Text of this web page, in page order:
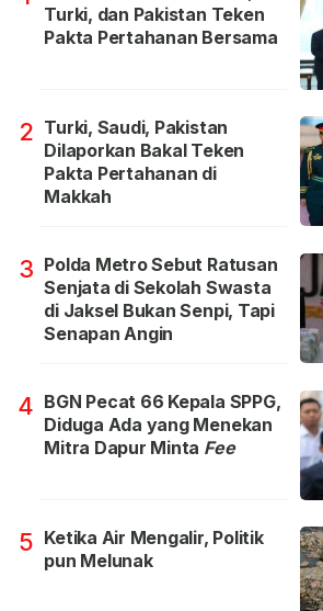
Turki, dan Pakistan Teken
Pakta Pertahanan Bersama
2 Turki, Saudi, Pakistan
Dilaporkan Bakal Teken
Pakta Pertahanan di
Makkah
3 Polda Metro Sebut Ratusan
Senjata di Sekolah Swasta
di Jaksel Bukan Senpi, Tapi
Senapan Angin
4 BGN Pecat 66 Kepala SPPG,
Diduga Ada yang Menekan
Mitra Dapur Minta Fee
5 Ketika Air Mengalir, Politik
pun Melunak